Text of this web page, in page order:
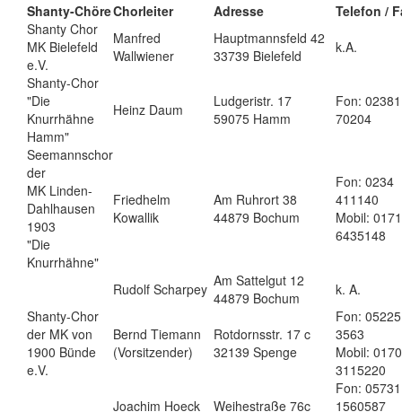
Shanty-ChöreChorleiter Adresse
Telefon /
Shanty Chor
MK Bielefeld
e.V.
Manfred
Wallwiener
Hauptmannsfeld 42
33739 Bielefeld
k.A.
Shanty-Chor
"Die
Knurrhähne
Hamm"
Heinz Daum
Ludgeristr. 17
59075 Hamm
Fon: 02381
70204
Seemannschor
der
MK Linden-
Dahlhausen
1903
"Die
Knurrhähne"
Friedhelm
Kowallik
Am Ruhrort 38
44879 Bochum
Fon: 0234
411140
Mobil: 0171
6435148
Rudolf Scharpey Am Sattelgut 12
44879 Bochum
k. A.
Shanty-Chor
der MK von
1900 Bünde
e.V.
Bernd Tiemann
(Vorsitzender)
Rotdornsstr. 17 c
32139 Spenge
Fon: 05225
3563
Mobil: 0170
3115220
Joachim Hoeck
Weihestraße 76c
Fon: 05731
1560587